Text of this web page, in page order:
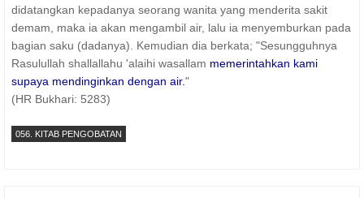
didatangkan kepadanya seorang wanita yang menderita sakit
demam, maka ia akan mengambil air, lalu ia menyemburkan pada
bagian saku (dadanya). Kemudian dia berkata; "Sesungguhnya
Rasulullah shallallahu 'alaihi wasallam memerintahkan kami
supaya mendinginkan dengan air."
(HR Bukhari: 5283)
056. KITAB PENGOBATAN